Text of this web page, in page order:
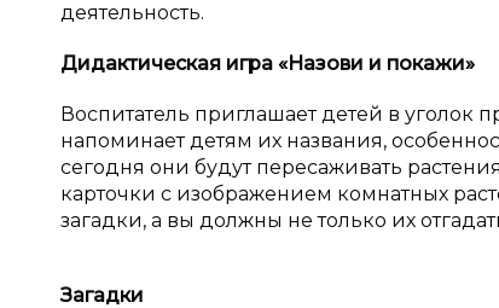
деятельность.
Дидактическая игра «Назови и покажи»
Воспитатель приглашает детей в
напоминает детям их названия,
сегодня они будут пересаживать
карточки с изображением комнатных
загадки, а вы должны не только их
Загадки